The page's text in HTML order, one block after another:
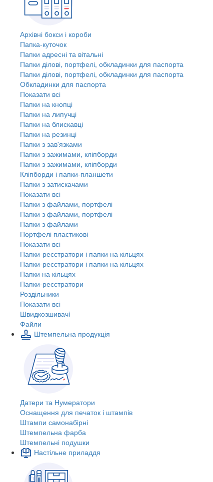
Архівні бокси і короби
Папка-куточок
Папки адресні та вітальні
Папки ділові, портфелі, обкладинки для паспорта
Папки ділові, портфелі, обкладинки для паспорта
Обкладинки для паспорта
Показати всі
Папки на кнопці
Папки на липучці
Папки на блискавці
Папки на резинці
Папки з зав'язками
Папки з зажимами, кліпборди
Папки з зажимами, кліпборди
Кліпборди і папки-планшети
Папки з затискачами
Показати всі
Папки з файлами, портфелі
Папки з файлами, портфелі
Папки з файлами
Портфелі пластикові
Показати всі
Папки-реєстратори і папки на кільцях
Папки-реєстратори і папки на кільцях
Папки на кільцях
Папки-реєстратори
Роздільники
Показати всі
Швидкозшивачi
Файли
Штемпельна продукція
Датери та Нумератори
Оснащення для печаток і штампів
Штампи самонабірні
Штемпельна фарба
Штемпельні подушки
Настільне приладдя